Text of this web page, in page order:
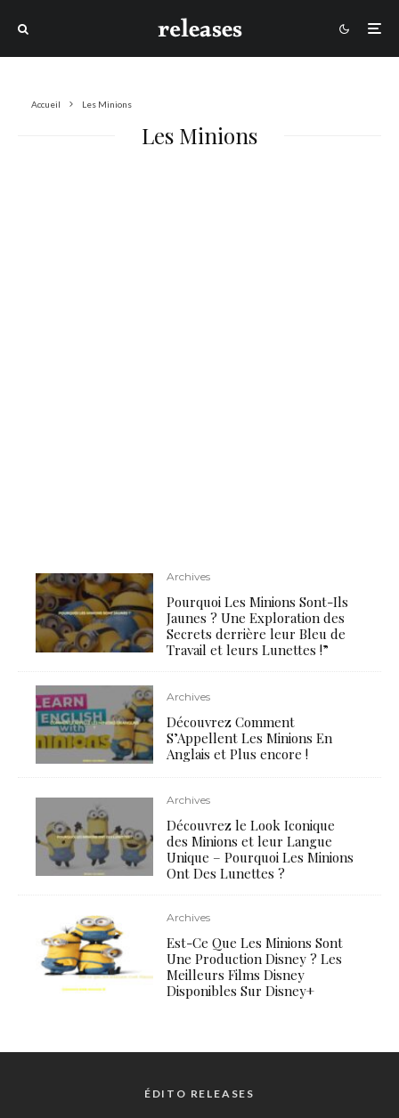
Accueil Les Minions
Les Minions
Archives
Pourquoi Les Minions Sont-Ils
Jaunes ? Une Exploration des
Secrets derrière leur Bleu de
Travail et leurs Lunettes !”
Archives
Découvrez Comment
S’Appellent Les Minions En
Anglais et Plus encore !
Archives
Découvrez le Look Iconique
des Minions et leur Langue
Unique – Pourquoi Les Minions
Ont Des Lunettes ?
Archives
Est-Ce Que Les Minions Sont
Une Production Disney ? Les
Meilleurs Films Disney
Disponibles Sur Disney+
ÉDITO RELEASES